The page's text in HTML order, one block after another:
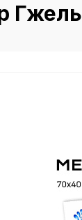
Гжель